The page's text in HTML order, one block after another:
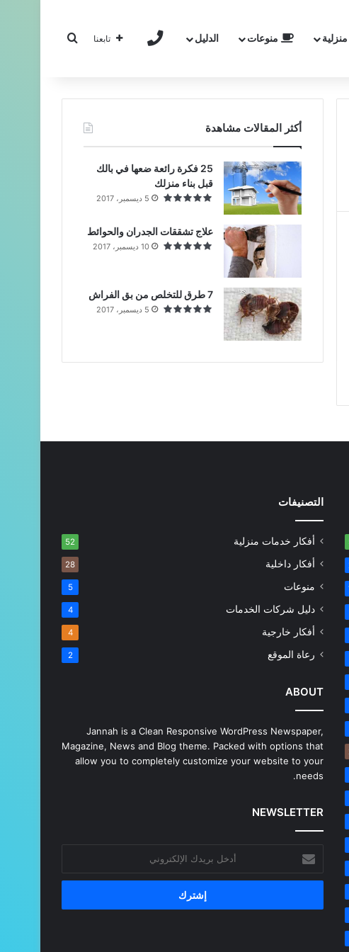
منوعات الدليل تواصل معناتابعنا
أكثر المقالات مشاهدة
25 فكرة رائعة ضعها في بالك
قبل بناء منزلك
5 ديسمبر، 2017
علاج تشققات الجدران والحوائط
10 ديسمبر، 2017
7 طرق للتخلص من بق الفراش
5 ديسمبر، 2017
التصنيفات
أفكار خدمات منزلية 52
أفكار داخلية 28
منوعات 5
دليل شركات الخدمات 4
أفكار خارجية 4
رعاة الموقع 2
ABOUT
Jannah is a Clean Responsive WordPress Newspaper,
Magazine, News and Blog theme. Packed with options that
allow you to completely customize your website to your
needs.
NEWSLETTER
بريدك
الإلكتروني